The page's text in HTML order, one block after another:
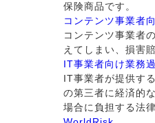
保険商品です。
コンテンツ事業者
コンテンツ事業者
えてしまい、損害
IT事業者向け業務
IT事業者が提供す
の第三者に経済的
場合に負担する法